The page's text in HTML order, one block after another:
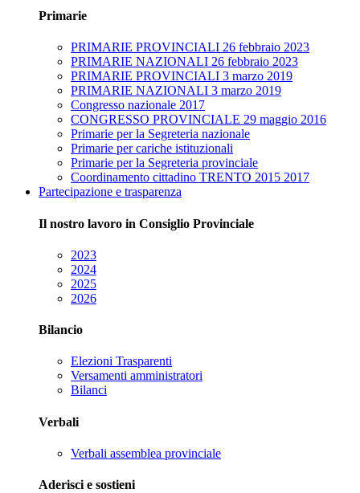
Primarie
PRIMARIE PROVINCIALI 26 febbraio 2023
PRIMARIE NAZIONALI 26 febbraio 2023
PRIMARIE PROVINCIALI 3 marzo 2019
PRIMARIE NAZIONALI 3 marzo 2019
Congresso nazionale 2017
CONGRESSO PROVINCIALE 29 maggio 2016
Primarie per la Segreteria nazionale
Primarie per cariche istituzionali
Primarie per la Segreteria provinciale
Coordinamento cittadino TRENTO 2015 2017
Partecipazione e trasparenza
Il nostro lavoro in Consiglio Provinciale
2023
2024
2025
2026
Bilancio
Elezioni Trasparenti
Versamenti amministratori
Bilanci
Verbali
Verbali assemblea provinciale
Aderisci e sostieni